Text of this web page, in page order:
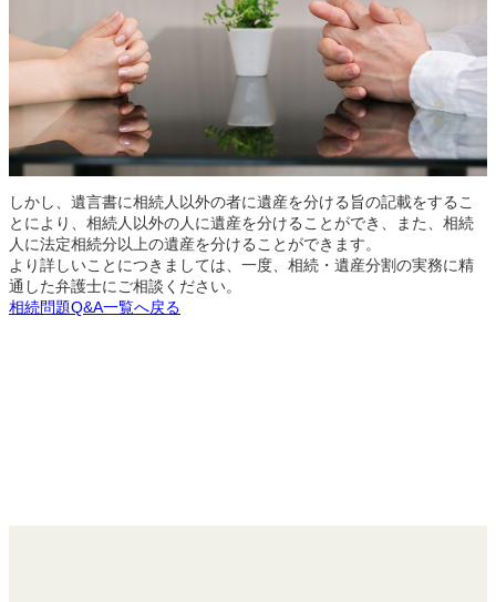
しかし、遺言書に相続人以外の者に遺産を分ける旨の記載をするこ
とにより、相続人以外の人に遺産を分けることができ、また、相続
人に法定相続分以上の遺産を分けることができます。
より詳しいことにつきましては、一度、相続・遺産分割の実務に精
通した弁護士にご相談ください。
相続問題Q&A一覧へ戻る